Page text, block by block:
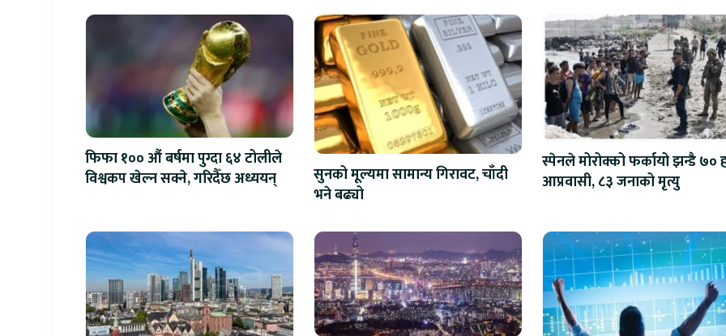
फिफा १०० औं बर्षमा पुग्दा ६४ टोलीले
विश्वकप खेल्न सक्ने, गरिदैँछ अध्ययन्
सुनको मूल्यमा सामान्य गिरावट, चाँदी
भने बढ्यो
स्पेनले मोरोक्को फर्कायो झन्डै ७०
आप्रवासी, ८३ जनाको मृत्यु